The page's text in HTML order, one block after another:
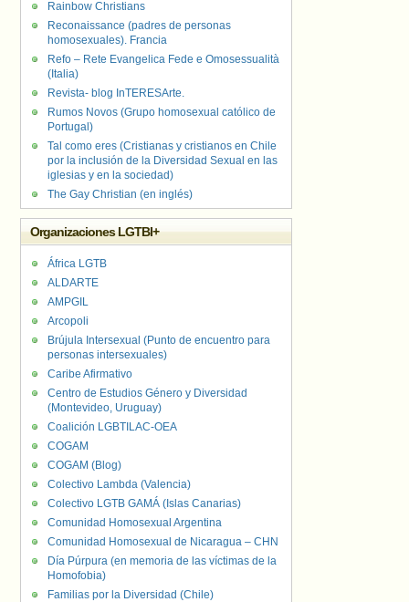
Rainbow Christians
Reconaissance (padres de personas
homosexuales). Francia
Refo – Rete Evangelica Fede e Omosessualità
(Italia)
Revista- blog InTERESArte.
Rumos Novos (Grupo homosexual católico de
Portugal)
Tal como eres (Cristianas y cristianos en Chile
por la inclusión de la Diversidad Sexual en las
iglesias y en la sociedad)
The Gay Christian (en inglés)
Organizaciones LGTBI+
África LGTB
ALDARTE
AMPGIL
Arcopoli
Brújula Intersexual (Punto de encuentro para
personas intersexuales)
Caribe Afirmativo
Centro de Estudios Género y Diversidad
(Montevideo, Uruguay)
Coalición LGBTILAC-OEA
COGAM
COGAM (Blog)
Colectivo Lambda (Valencia)
Colectivo LGTB GAMÁ (Islas Canarias)
Comunidad Homosexual Argentina
Comunidad Homosexual de Nicaragua – CHN
Día Púrpura (en memoria de las víctimas de la
Homofobia)
Familias por la Diversidad (Chile)